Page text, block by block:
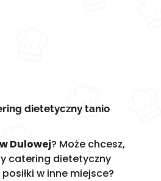
dietetyczny tanio
Dulowej? Może chcesz,
catering dietetyczny
w inne miejsce?